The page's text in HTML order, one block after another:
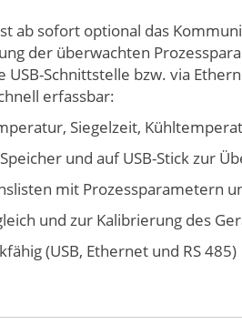
ab sofort optional das
der überwachten
Schnittstelle bzw. via
erfassbar:
Siegelzeit,
und auf USB-Stick zur
mit Prozessparametern
und zur Kalibrierung des
(USB, Ethernet und RS 485)